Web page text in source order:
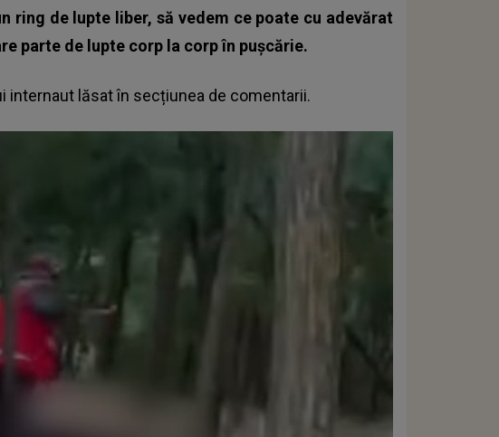
ring de lupte liber, să vedem ce poate cu adevărat
parte de lupte corp la corp în pușcărie.
internaut lăsat în secțiunea de comentarii.